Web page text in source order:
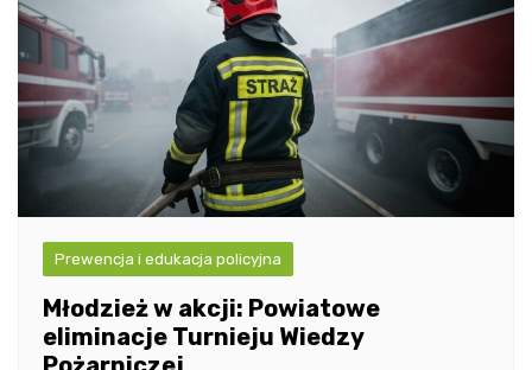
Prewencja i edukacja policyjna
Młodzież w akcji: Powiatowe
eliminacje Turnieju Wiedzy